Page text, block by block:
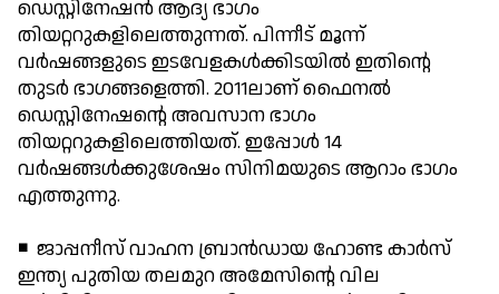
ഡെസ്റ്റിനേഷന്‍ ആദ്യ ഭാഗം
തിയറ്ററുകളിലെത്തുന്നത്. പിന്നീട് മൂന്ന്
വര്‍ഷങ്ങളുടെ ഇടവേളകള്‍ക്കിടയില്‍ ഇതിന്റെ
തുടര്‍ ഭാഗങ്ങളെത്തി. 2011ലാണ് ഫൈനല്‍
ഡെസ്റ്റിനേഷന്റെ അവസാന ഭാഗം
തിയറ്ററുകളിലെത്തിയത്. ഇപ്പോള്‍ 14
വര്‍ഷങ്ങള്‍ക്കുശേഷം സിനിമയുടെ ആറാം ഭാഗം
എത്തുന്നു.
◾ ജാപ്പനീസ് വാഹന ബ്രാന്‍ഡായ ഹോണ്ട കാര്‍സ്
ഇന്ത്യ പുതിയ തലമുറ അമേസിന്റെ വില